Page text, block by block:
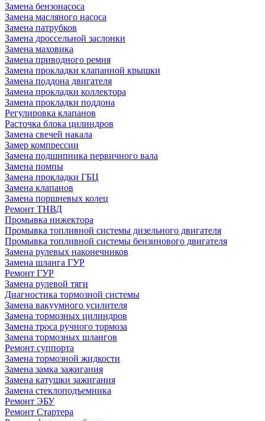
Замена бензонасоса
Замена масляного насоса
Замена патрубков
Замена дроссельной заслонки
Замена маховика
Замена приводного ремня
Замена прокладки клапанной крышки
Замена поддона двигателя
Замена прокладки коллектора
Замена прокладки поддона
Регулировка клапанов
Расточка блока цилиндров
Замена свечей накала
Замер компрессии
Замена подшипника первичного вала
Замена помпы
Замена прокладки ГБЦ
Замена клапанов
Замена поршневых колец
Ремонт ТНВД
Промывка инжектора
Промывка топливной системы дизельного двигателя
Промывка топливной системы бензинового двигателя
Замена рулевых наконечников
Замена шланга ГУР
Ремонт ГУР
Замена рулевой тяги
Диагностика тормозной системы
Замена вакуумного усилителя
Замена тормозных цилиндров
Замена троса ручного тормоза
Замена тормозных шлангов
Ремонт суппорта
Замена тормозной жидкости
Замена замка зажигания
Замена катушки зажигания
Замена стеклоподъемника
Ремонт ЭБУ
Ремонт Стартера